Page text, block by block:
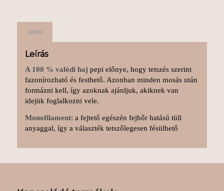
Leírás
Leírás
A 100 % valódi haj pepi előnye, hogy tetszés szerint
fazonírozható és festhető. Azonban minden mosás után
formázni kell, így azoknak ajánljuk, akiknek van
idejük foglalkozni vele.
Monofilament: a fejtető egészén fejbőr hatású tüll
anyaggal, így a választék tetszőlegesen fésülhető